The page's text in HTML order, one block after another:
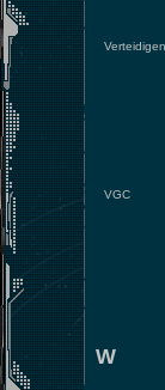
Verteidigen
VGC
W